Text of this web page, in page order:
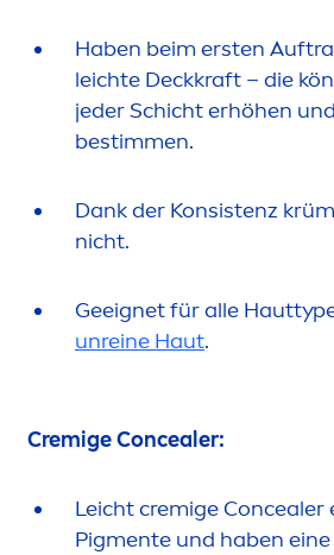
Haben beim ersten
leichte Deckkraft – die
jeder Schicht erhöhen
bestimmen.
Dank der Konsistenz
nicht.
Geeignet für alle
unreine Haut.
Cremige Concealer:
Leicht cremige
Pigmente und haben